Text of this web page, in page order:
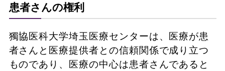
患者さんの権利
獨協医科大学埼玉医療センターは、医療が患
者さんと医療提供者との信頼関係で成り立つ
ものであり、医療の中心は患者さんであると